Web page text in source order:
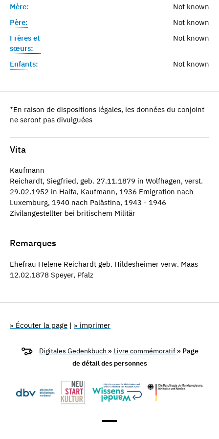
Mère:
Not known
Père:
Not known
Frères et
sœurs:
Not known
Enfants: Not known
*En raison de dispositions légales, les données du conjoint
ne seront pas divulguées
Vita
Kaufmann
Reichardt, Siegfried, geb. 27.11.1879 in Wolfhagen, verst.
29.02.1952 in Haifa, Kaufmann, 1936 Emigration nach
Luxemburg, 1940 nach Palästina, 1943 - 1946
Zivilangestellter bei britischem Militär
Remarques
Ehefrau Helene Reichardt geb. Hildesheimer verw. Maas
12.02.1878 Speyer, Pfalz
» Écouter la page | » imprimer
Digitales Gedenkbuch » Livre commémoratif » Page
de détail des personnes